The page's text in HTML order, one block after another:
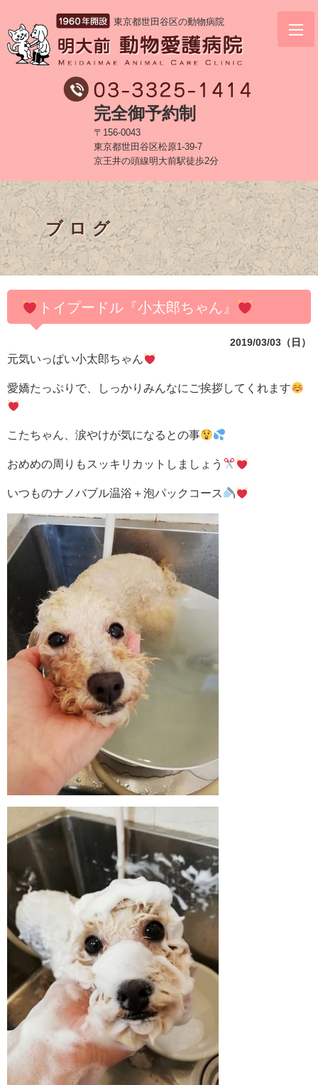
東京都世田谷区の動物病院
完全御予約制
〒156-0043
東京都世田谷区松原1-39-7
京王井の頭線明大前駅徒歩2分
ブログ
トイプードル『小太郎ちゃん』
2019/03/03（日）
元気いっぱい小太郎ちゃん
愛嬌たっぷりで、しっかりみんなにご挨拶してくれます
こたちゃん、涙やけが気になるとの事
おめめの周りもスッキリカットしましょう
いつものナノバブル温浴＋泡パックコース